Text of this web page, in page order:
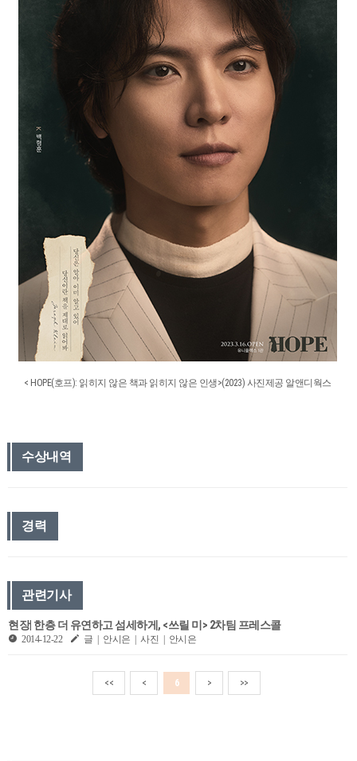
< HOPE(호프): 읽히지 않은 책과 읽히지 않은 인생>(2023) 사진제공 알앤디웍스
수상내역
경력
관련기사
현장| 한층 더 유연하고 섬세하게, <쓰릴 미> 2차팀 프레스콜
2014-12-22 글 | 안시은 | 사진 | 안시은
<< < 6 > >>